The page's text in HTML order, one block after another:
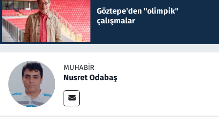
Göztepe'den "olimpik"
çalışmalar
MUHABIR
Nusret Odabaş